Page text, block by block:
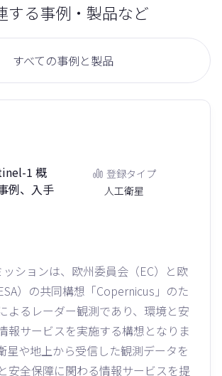
する事例・製品など
すべての事例と製品
1 概
例、入手
登録タイプ
人工衛星
ションは、欧州委員会（EC）と欧
）の共同構想「Copernicus」のた
よるレーダー観測であり、環境と安
報サービスを実施する構想となりま
星や地上から受信した観測データを
安全保障に関わる情報サービスを提